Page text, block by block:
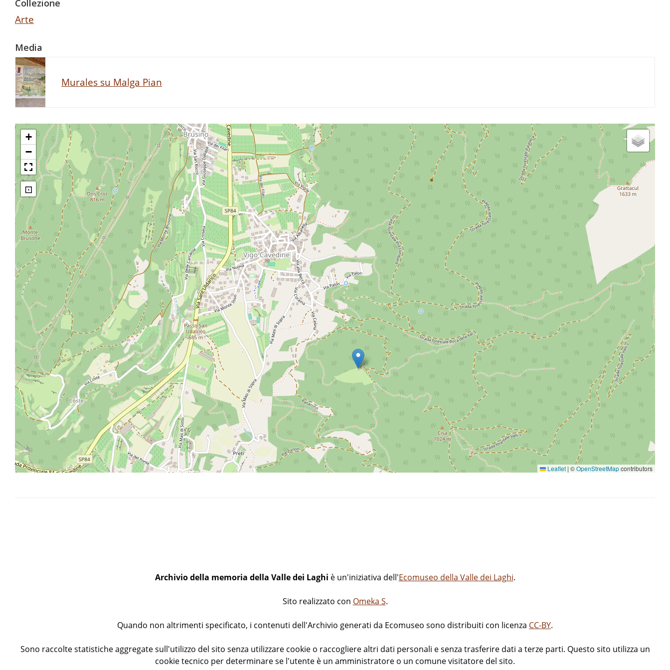
Collezione
Arte
Media
Murales su Malga Pian
+
−
⊡
Leaflet | ©OpenStreetMapcontributors
Archivio della memoria della Valle dei Laghi è un'iniziativa dell'Ecomuseo della Valle dei Laghi.
Sito realizzato con Omeka S.
Quando non altrimenti specificato, i contenuti dell'Archivio generati da Ecomuseo sono distribuiti con licenza CC-BY.
Sono raccolte statistiche aggregate sull'utilizzo del sito senza utilizzare cookie o raccogliere altri dati personali e senza trasferire dati a terze parti. Questo sito utilizza un
cookie tecnico per determinare se l'utente è un amministratore o un comune visitatore del sito.